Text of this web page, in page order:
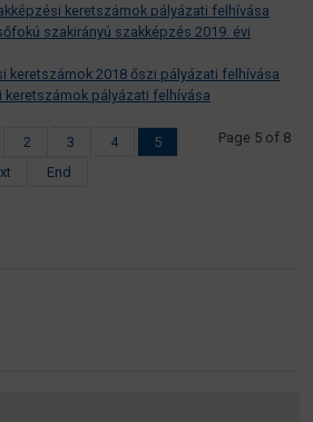
keretszámok pályázati felhívása
szakirányú szakképzés 2019. évi
keretszámok 2018 őszi pályázati felhívása
keretszámok pályázati felhívása
Page 5 of 8
2 3 4
5
End